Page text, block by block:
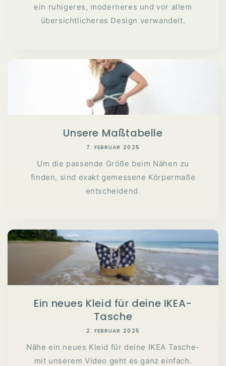
ein ruhigeres, moderneres und vor allem
übersichtlicheres Design verwandelt.
Unsere Maßtabelle
7. FEBRUAR 2025
Um die passende Größe beim Nähen zu
finden, sind exakt gemessene Körpermaße
entscheidend.
Ein neues Kleid für deine IKEA-
Tasche
2. FEBRUAR 2025
Nähe ein neues Kleid für deine IKEA Tasche-
mit unserem Video geht es ganz einfach.